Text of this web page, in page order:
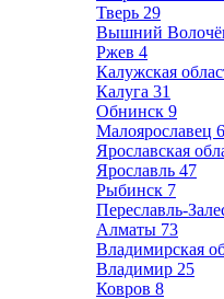
Тверь 29
Вышний
Ржев 4
Калужская
Калуга 31
Обнинск 9
Малоярославец 6
Ярославская
Ярославль 47
Рыбинск 7
Переславль-
Алматы 73
Владимирская
Владимир 25
Ковров 8